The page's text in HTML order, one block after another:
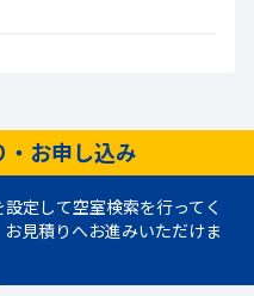
・お申し込み
設定して空室検索を行ってく
見積りへお進みいただけま